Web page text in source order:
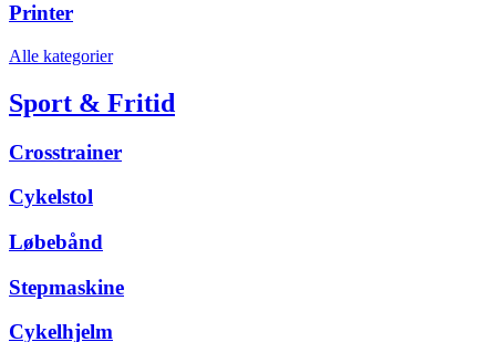
Printer
Alle kategorier
Sport & Fritid
Crosstrainer
Cykelstol
Løbebånd
Stepmaskine
Cykelhjelm